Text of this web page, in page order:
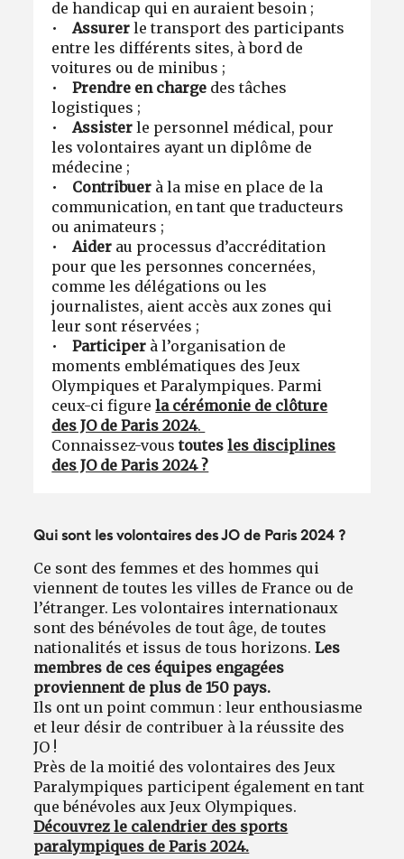
de handicap qui en auraient besoin ;
•Assurer le transport des participants
entre les différents sites, à bord de
voitures ou de minibus ;
•Prendre en charge des tâches
logistiques ;
•Assister le personnel médical, pour
les volontaires ayant un diplôme de
médecine ;
• Contribuer à la mise en place de la
communication, en tant que traducteurs
ou animateurs ;
•Aider au processus d’accréditation
pour que les personnes concernées,
comme les délégations ou les
journalistes, aient accès aux zones qui
leur sont réservées ;
•Participer à l’organisation de
moments emblématiques des Jeux
Olympiques et Paralympiques. Parmi
ceux-ci figurela cérémonie de clôture
des JO de Paris 2024.
Connaissez-voustoutesles disciplines
des JO de Paris 2024 ?
Qui sont les volontaires des JO de Paris 2024 ?
Ce sont des femmes et des hommes qui
viennent de toutes les villes de France ou de
l’étranger. Les volontaires internationaux
sont des bénévoles de tout âge, de toutes
nationalités et issus de tous horizons.Les
membres de ces équipes engagées
proviennent de plus de 150 pays.
Ils ont un point commun : leur enthousiasme
et leur désir de contribuer à la réussite des
JO !
Près de la moitié des volontaires des Jeux
Paralympiques participent également en tant
que bénévoles aux Jeux Olympiques.
Découvrez le calendrier des sports
paralympiques de Paris 2024.